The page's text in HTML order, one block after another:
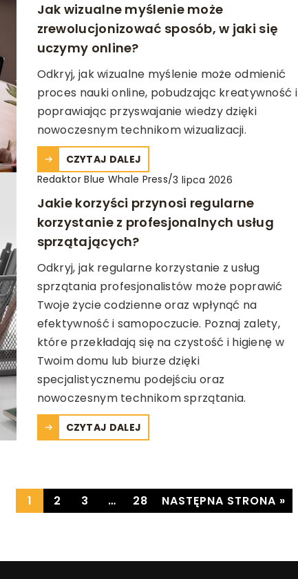
Jak wizualne myślenie może
zrewolucjonizować sposób, w jaki się
uczymy online?
Odkryj, jak wizualne myślenie może odmienić
proces nauki online, pobudzając kreatywność i
poprawiając przyswajanie wiedzy dzięki
nowoczesnym technikom wizualizacji.
CZYTAJ DALEJ
Redaktor Blue Whale Press/3 lipca 2026
Jakie korzyści przynosi regularne
korzystanie z profesjonalnych usług
sprzątających?
Odkryj, jak regularne korzystanie z usług
sprzątania profesjonalistów może poprawić
Twoje życie codzienne oraz wpłynąć na
efektywność i samopoczucie. Poznaj zalety,
które przekładają się na czystość i higienę w
Twoim domu lub biurze dzięki
specjalistycznemu podejściu oraz
nowoczesnym technikom sprzątania.
CZYTAJ DALEJ
1 2 3 … 28 NASTĘPNA STRONA »